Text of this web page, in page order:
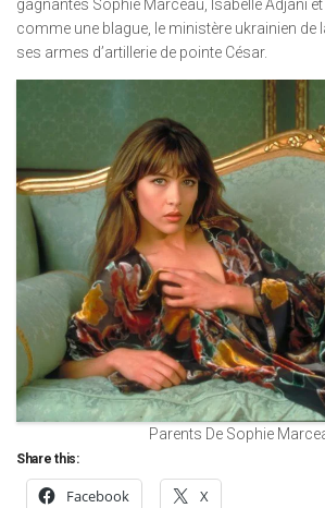
gagnantes Sophie Marceau, Isabelle Adjani
comme une blague, le ministère ukrainien de
ses armes d’artillerie de pointe César.
Parents De Sophie
Share this:
Facebook X